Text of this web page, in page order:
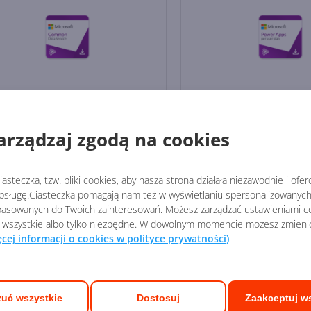
zgodą na cookies
tzw. pliki cookies, aby nasza strona działała niezawodnie i
pomagają nam też w wyświetlaniu
do Twoich zainteresowań. Możesz zarządzać ustawieniami
albo tylko niezbędne. W dowolnym momencie możesz
informacji o cookies w polityce prywatności)
wszystkie Dostosuj Zaakceptuj
licencji:CSP
językowa:międzynarodowa
Microsoft
zł/ rocznie
Licencja:
Producent:Microsoft
900,43